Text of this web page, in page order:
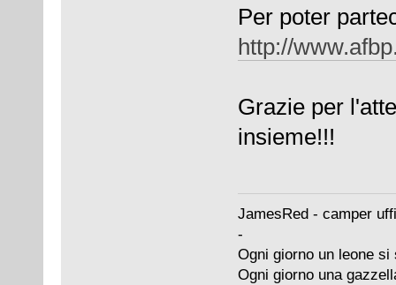
Per poter
http://
Grazie per
insieme!!!
JamesRed - camper
-
Ogni giorno un leone
Ogni giorno una